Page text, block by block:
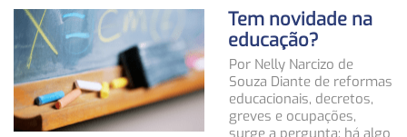
Tem novidade na
educação?
Por Nelly Narcizo de
Souza Diante de reformas
educacionais, decretos,
greves e ocupações,